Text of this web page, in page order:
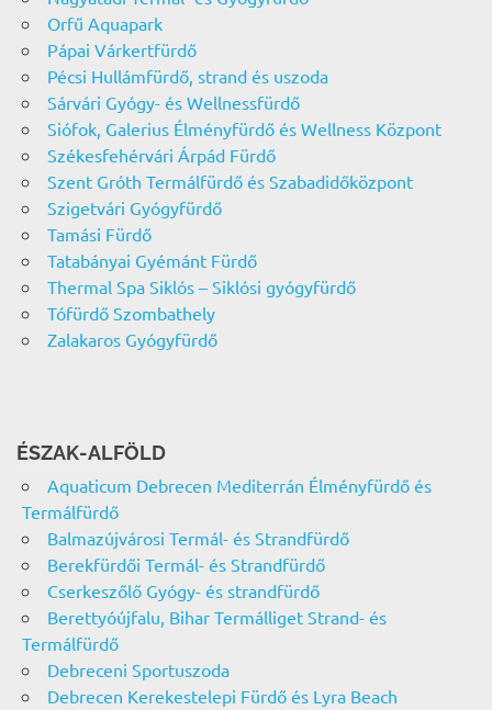
Orfű Aquapark
Pápai Várkertfürdő
Pécsi Hullámfürdő, strand és uszoda
Sárvári Gyógy- és Wellnessfürdő
Siófok, Galerius Élményfürdő és Wellness Központ
Székesfehérvári Árpád Fürdő
Szent Gróth Termálfürdő és Szabadidőközpont
Szigetvári Gyógyfürdő
Tamási Fürdő
Tatabányai Gyémánt Fürdő
Thermal Spa Siklós – Siklósi gyógyfürdő
Tófürdő Szombathely
Zalakaros Gyógyfürdő
ÉSZAK-ALFÖLD
Aquaticum Debrecen Mediterrán Élményfürdő és
Termálfürdő
Balmazújvárosi Termál- és Strandfürdő
Berekfürdői Termál- és Strandfürdő
Cserkeszőlő Gyógy- és strandfürdő
Berettyóújfalu, Bihar Termálliget Strand- és
Termálfürdő
Debreceni Sportuszoda
Debrecen Kerekestelepi Fürdő és Lyra Beach